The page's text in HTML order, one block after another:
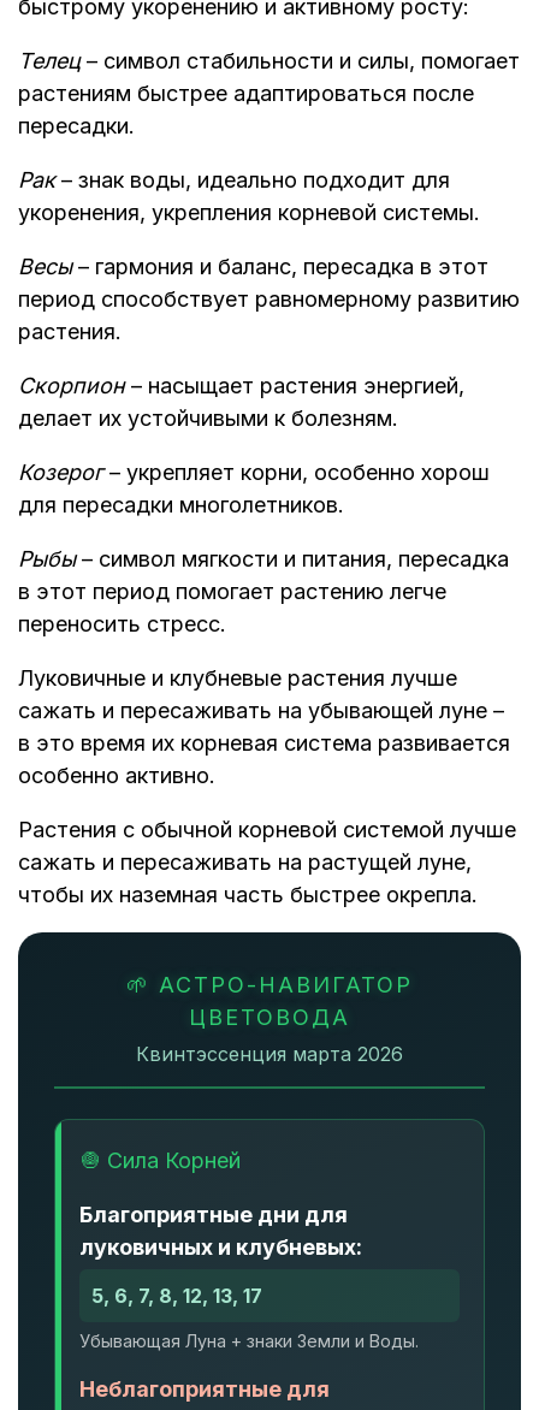
быстрому укоренению и активному росту:
Телец– символ стабильности и силы, помогает
растениям быстрее адаптироваться после
пересадки.
Рак– знак воды, идеально подходит для
укоренения, укрепления корневой системы.
Весы– гармония и баланс, пересадка в этот
период способствует равномерному развитию
растения.
Скорпион– насыщает растения энергией,
делает их устойчивыми к болезням.
Козерог– укрепляет корни, особенно хорош
для пересадки многолетников.
Рыбы– символ мягкости и питания, пересадка
в этот период помогает растению легче
переносить стресс.
Луковичные и клубневые растения лучше
сажать и пересаживать на убывающей луне –
в это время их корневая система развивается
особенно активно.
Растения с обычной корневой системой лучше
сажать и пересаживать на растущей луне,
чтобы их наземная часть быстрее окрепла.
🌱 АСТРО-НАВИГАТОР
ЦВЕТОВОДА
Квинтэссенция марта 2026
🧅 Сила Корней
Благоприятные дни для
луковичных и клубневых:
5, 6, 7, 8, 12, 13, 17
Убывающая Луна + знаки Земли и Воды.
Неблагоприятные для